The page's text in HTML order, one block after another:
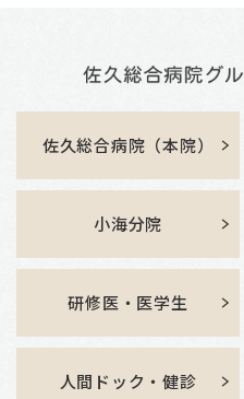
佐久総合病院（本院）
小海分院
研修医・医学生
人間ドック・健診